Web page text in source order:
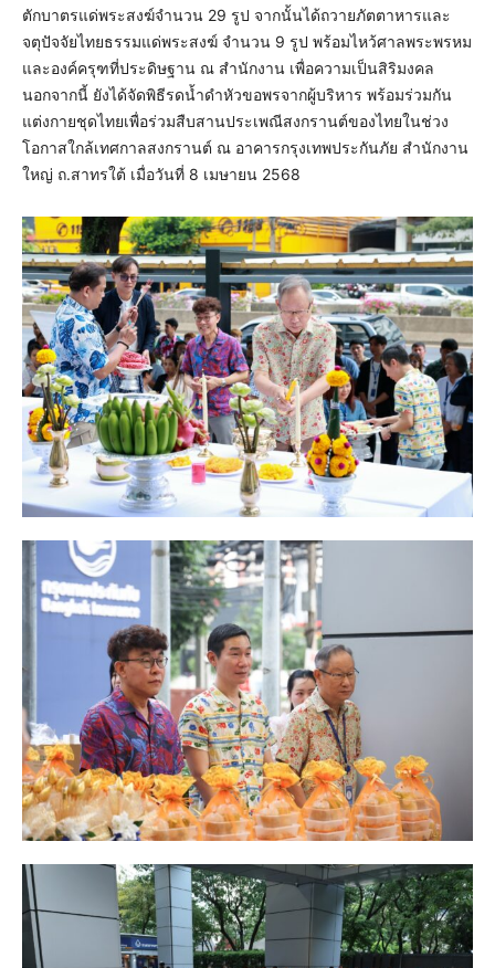
ตักบาตรแด่พระสงฆ์จำนวน 29 รูป จากนั้นได้ถวายภัตตาหารและ
จตุปัจจัยไทยธรรมแด่พระสงฆ์ จำนวน 9 รูป พร้อมไหว้ศาลพระพรหม
และองค์ครุฑที่ประดิษฐาน ณ สำนักงาน เพื่อความเป็นสิริมงคล
นอกจากนี้ ยังได้จัดพิธีรดน้ำดำหัวขอพรจากผู้บริหาร พร้อมร่วมกัน
แต่งกายชุดไทยเพื่อร่วมสืบสานประเพณีสงกรานต์ของไทยในช่วง
โอกาสใกล้เทศกาลสงกรานต์ ณ อาคารกรุงเทพประกันภัย สำนักงาน
ใหญ่ ถ.สาทรใต้ เมื่อวันที่ 8 เมษายน 2568